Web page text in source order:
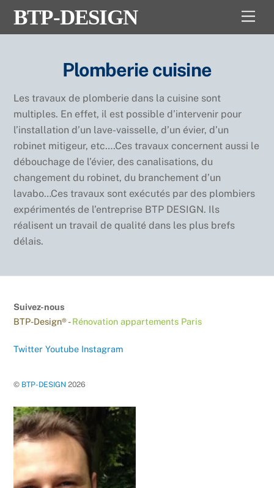
BTP-DESIGN
Plomberie cuisine
Les travaux de plomberie dans la cuisine sont
multiples. En effet, il est possible d’intervenir pour
l’installation d’un lave-vaisselle, d’un évier, d’un
robinet mitigeur, etc….Ces travaux concernent aussi le
débouchage de l’évier, des canalisations, du
changement du robinet, du branchement d’un
lavabo…Ces travaux sont exécutés par des plombiers
expérimentés de l’entreprise BTP DESIGN. Ils
réalisent un travail de qualité dans les plus brefs
délais.
Suivez-nous
BTP-Design® -Rénovation appartements Paris
Twitter Youtube Instagram
© BTP-DESIGN 2026